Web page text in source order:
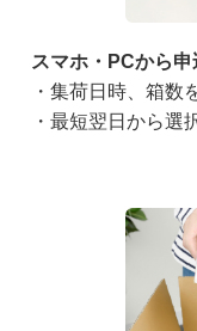
スマホ・PCから
・集荷日時、箱数
・最短翌日から選